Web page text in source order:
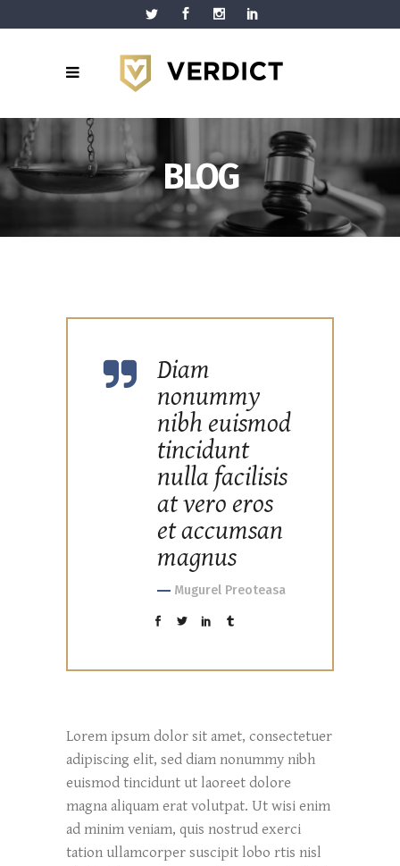
BLOG
Diam
nonummy
nibh euismod
tincidunt
nulla facilisis
at vero eros
et accumsan
magnus
Mugurel Preoteasa
Lorem ipsum dolor sit amet, consectetuer
adipiscing elit, sed diam nonummy nibh
euismod tincidunt ut laoreet dolore
magna aliquam erat volutpat. Ut wisi enim
ad minim veniam, quis nostrud exerci
tation ullamcorper suscipit lobo rtis nisl